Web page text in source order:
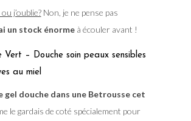
j’oublie?Non, je ne pense pas
un stock énormeà écouler avant !
Vert – Douche soin peaux sensibles
au miel
gel douche dans une Betrousse cet
le gardais de coté spécialement pour